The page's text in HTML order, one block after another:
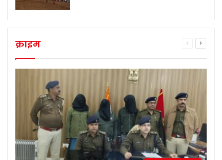
क्राइम
Previous